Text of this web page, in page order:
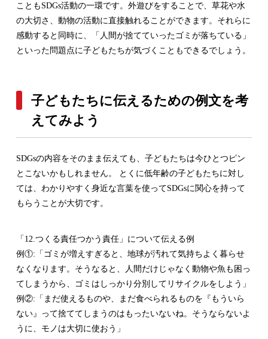
こともSDGs活動の一環です。外遊びをすることで、草花や水
の大切さ、動物の活動に直接触れることができます。それらに
感動すると同時に、「人間が捨てていったゴミが落ちている」
といった問題点に子どもたちが気づくこともできるでしょう。
子どもたちに伝えるための例文を考
えてみよう
SDGsの内容をそのまま伝えても、子どもたちは今ひとつピン
とこないかもしれません。 とくに低年齢の子どもたちに対し
ては、わかりやすく身近な言葉を使ってSDGsに関心を持って
もらうことが大切です。
「12.つくる責任つかう責任」について伝える例
例①:「ゴミが増えすぎると、地球が汚れて気持ちよく暮らせ
なくなります。そうなると、人間だけじゃなく動物や魚も困っ
てしまうから、ゴミはしっかり分別してリサイクルをしよう」
例②:「まだ使えるものや、まだ食べられるものを『もういら
ない』って捨ててしまうのはもったいないね。そうならないよ
うに、モノは大切に使おう」